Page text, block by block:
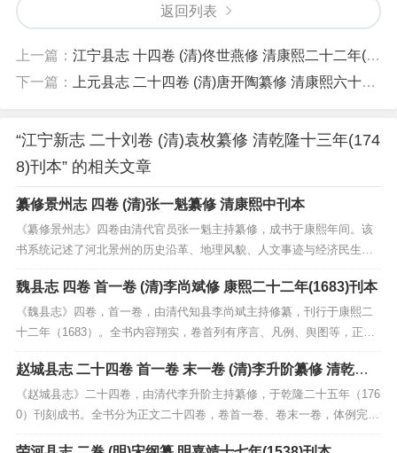
返回列表
上一篇： 江宁县志 十四卷 (清)佟世燕修 清康熙二十二年(1683)刊本
下一篇：
上元县志 二十四卷 (清)唐开陶纂修 清康熙六十年(1721)刊本
“江宁新志 二十刘卷 (清)袁枚纂修 清乾隆十三年(174
8)刊本” 的相关文章
纂修景州志 四卷 (清)张一魁纂修 清康熙中刊本
《纂修景州志》四卷由清代官员张一魁主持纂修，成书于康熙年间。该
书系统记述了河北景州的历史沿革、地理风貌、人文事迹与经济民生，
内容涵盖建置、职官、赋役、风俗、人物、艺文等多个方面，是研究清
初畿辅地区方志编纂与地方社会的重要文献。作为康熙时期的地方志代
表，本书承袭了明代方志体例，又融入清代实录精神，资料...
魏县志 四卷 首一卷 (清)李尚斌修 康熙二十二年(1683)刊本
《魏县志》四卷，首一卷，由清代知县李尚斌主持修纂，刊行于康熙二
十二年（1683）。全书内容翔实，卷首列有序言、凡例、舆图等，正文
四卷依次记述了魏县的地理沿革、建置城池、官师职官、赋役田赋、学
校选举、风俗物产、人物事迹及艺文著述等，全面展现了清初魏县的自
然与人文风貌。该志结构严谨，考证精详，是研究魏县...
赵城县志 二十四卷 首一卷 末一卷 (清)李升阶纂修 清乾隆
二十五年(1760)刊本
《赵城县志》二十四卷，由清代李升阶主持纂修，于乾隆二十五年（176
0）刊刻成书。全书分为正文二十四卷，卷首一卷、卷末一卷，体例完
备，内容详实。该书系统记载了赵城县的地理沿革、历史大事、风俗物